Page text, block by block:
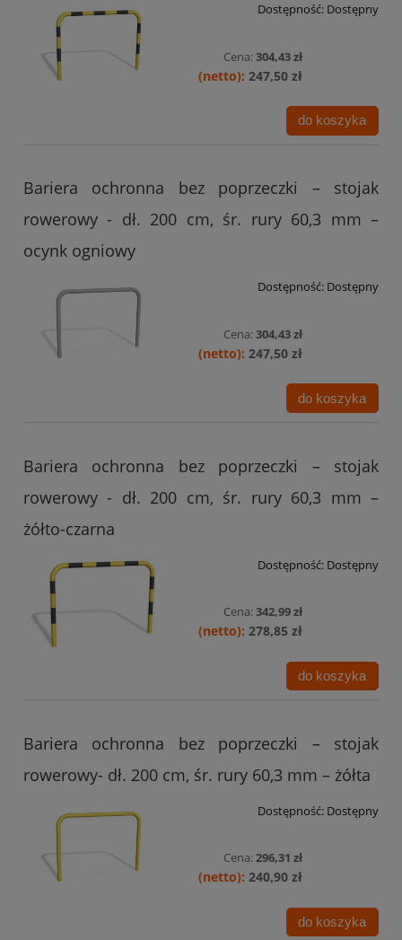
Dostępność: Dostępny
Cena:304,43 zł
247,50 zł
do koszyka
Bariera ochronna bez poprzeczki – stojak
rowerowy - dł. 200 cm, śr. rury 60,3 mm –
ocynk ogniowy
Dostępność: Dostępny
Cena:304,43 zł
247,50 zł
do koszyka
Bariera ochronna bez poprzeczki – stojak
rowerowy - dł. 200 cm, śr. rury 60,3 mm –
żółto-czarna
Dostępność: Dostępny
Cena:342,99 zł
278,85 zł
do koszyka
Bariera ochronna bez poprzeczki – stojak
rowerowy- dł. 200 cm, śr. rury 60,3 mm – żółta
Dostępność: Dostępny
Cena:296,31 zł
240,90 zł
do koszyka